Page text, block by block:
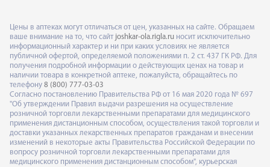
Цены в аптеках могут отличаться от цен, указанных на сайте. Обращаем
ваше внимание на то, что сайт joshkar-ola.rigla.ru носит исключительно
информационный характер и ни при каких условиях не является
публичной офертой, определяемой положениями п. 2 ст. 437 ГК РФ. Для
получения подробной информации о действующих ценах на товар и
наличии товара в конкретной аптеке, пожалуйста, обращайтесь по
телефону 8 (800) 777-03-03
Согласно постановлению Правительства РФ от 16 мая 2020 года № 697
"Об утверждении Правил выдачи разрешения на осуществление
розничной торговли лекарственными препаратами для медицинского
применения дистанционным способом, осуществления такой торговли и
доставки указанных лекарственных препаратов гражданам и внесении
изменений в некоторые акты Правительства Российской Федерации по
вопросу розничной торговли лекарственными препаратами для
медицинского применения дистанционным способом", курьерская